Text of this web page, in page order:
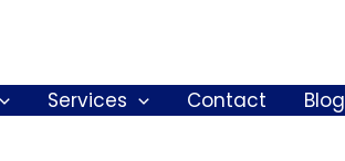
Services Contact Blog